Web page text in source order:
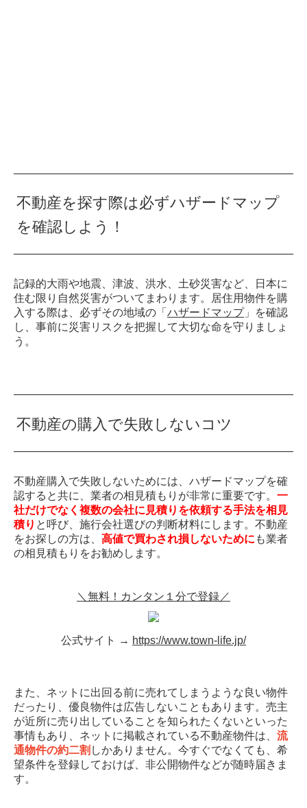
不動産を探す際は必ずハザードマップ
を確認しよう！
記録的大雨や地震、津波、洪水、土砂災害など、日本に
住む限り自然災害がついてまわります。居住用物件を購
入する際は、必ずその地域の「 ハザードマップ」を確認
し、事前に災害リスクを把握して大切な命を守りましょ
う。
不動産の購入で失敗しないコツ
不動産購入で失敗しないためには、ハザードマップを確
認すると共に、業者の相見積もりが非常に重要です。 一
社だけでなく複数の会社に見積りを依頼する手法を相見
積り と呼び、施行会社選びの判断材料にします。不動産
をお探しの方は、 高値で買わされ損しないために も業者
の相見積もりをお勧めします。
＼無料！カンタン１分で登録／
公式サイト → https://www.town-life.jp/
また、ネットに出回る前に売れてしまうような良い物件
だったり、優良物件は広告しないこともあります。売主
が近所に売り出していることを知られたくないといった
事情もあり、ネットに掲載されている不動産物件は、 流
通物件の約二割 しかありません。今すぐでなくても、希
望条件を登録しておけば、非公開物件などが随時届きま
す。